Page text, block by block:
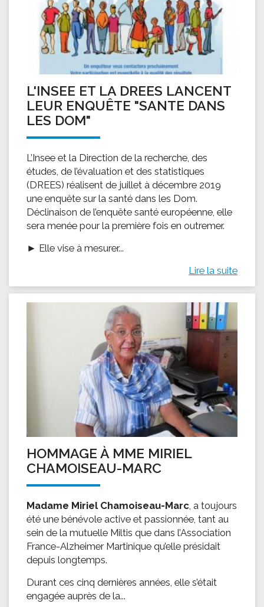
L'INSEE ET LA DREES LANCENT
LEUR ENQUÊTE "SANTE DANS
LES DOM"
L’Insee et la Direction de la recherche, des
études, de l’évaluation et des statistiques
(DREES) réalisent de juillet à décembre 2019
une enquête sur la santé dans les Dom.
Déclinaison de l’enquête santé européenne, elle
sera menée pour la première fois en outremer.
► Elle vise à mesurer...
Lire la suite
HOMMAGE À MME MIRIEL
CHAMOISEAU-MARC
Madame Miriel Chamoiseau-Marc , a toujours
été une bénévole active et passionnée, tant au
sein de la mutuelle Miltis que dans l’Association
France-Alzheimer Martinique qu’elle présidait
depuis longtemps.
Durant ces cinq dernières années, elle s’était
engagée auprès de la...